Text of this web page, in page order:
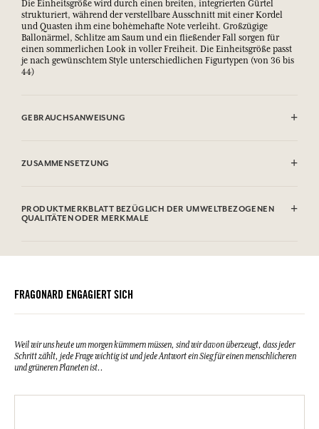
Die Einheitsgröße wird durch einen breiten, integrierten Gürtel
strukturiert, während der verstellbare Ausschnitt mit einer Kordel
und Quasten ihm eine bohèmehafte Note verleiht. Großzügige
Ballonärmel, Schlitze am Saum und ein fließender Fall sorgen für
einen sommerlichen Look in voller Freiheit. Die Einheitsgröße passt
je nach gewünschtem Style unterschiedlichen Figurtypen (von 36 bis
44)
GEBRAUCHSANWEISUNG
ZUSAMMENSETZUNG
PRODUKTMERKBLATT BEZÜGLICH DER UMWELTBEZOGENEN
QUALITÄTEN ODER MERKMALE
FRAGONARD ENGAGIERT SICH
Weil wir uns heute um morgen kümmern müssen, sind wir davon überzeugt, dass jeder
Schritt zählt, jede Frage wichtig ist und jede Antwort ein Sieg für einen menschlicheren
und grüneren Planeten ist..